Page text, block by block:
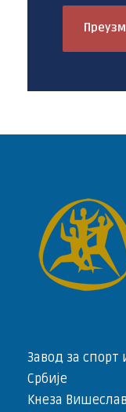
Завод за
Србије
Кнеза